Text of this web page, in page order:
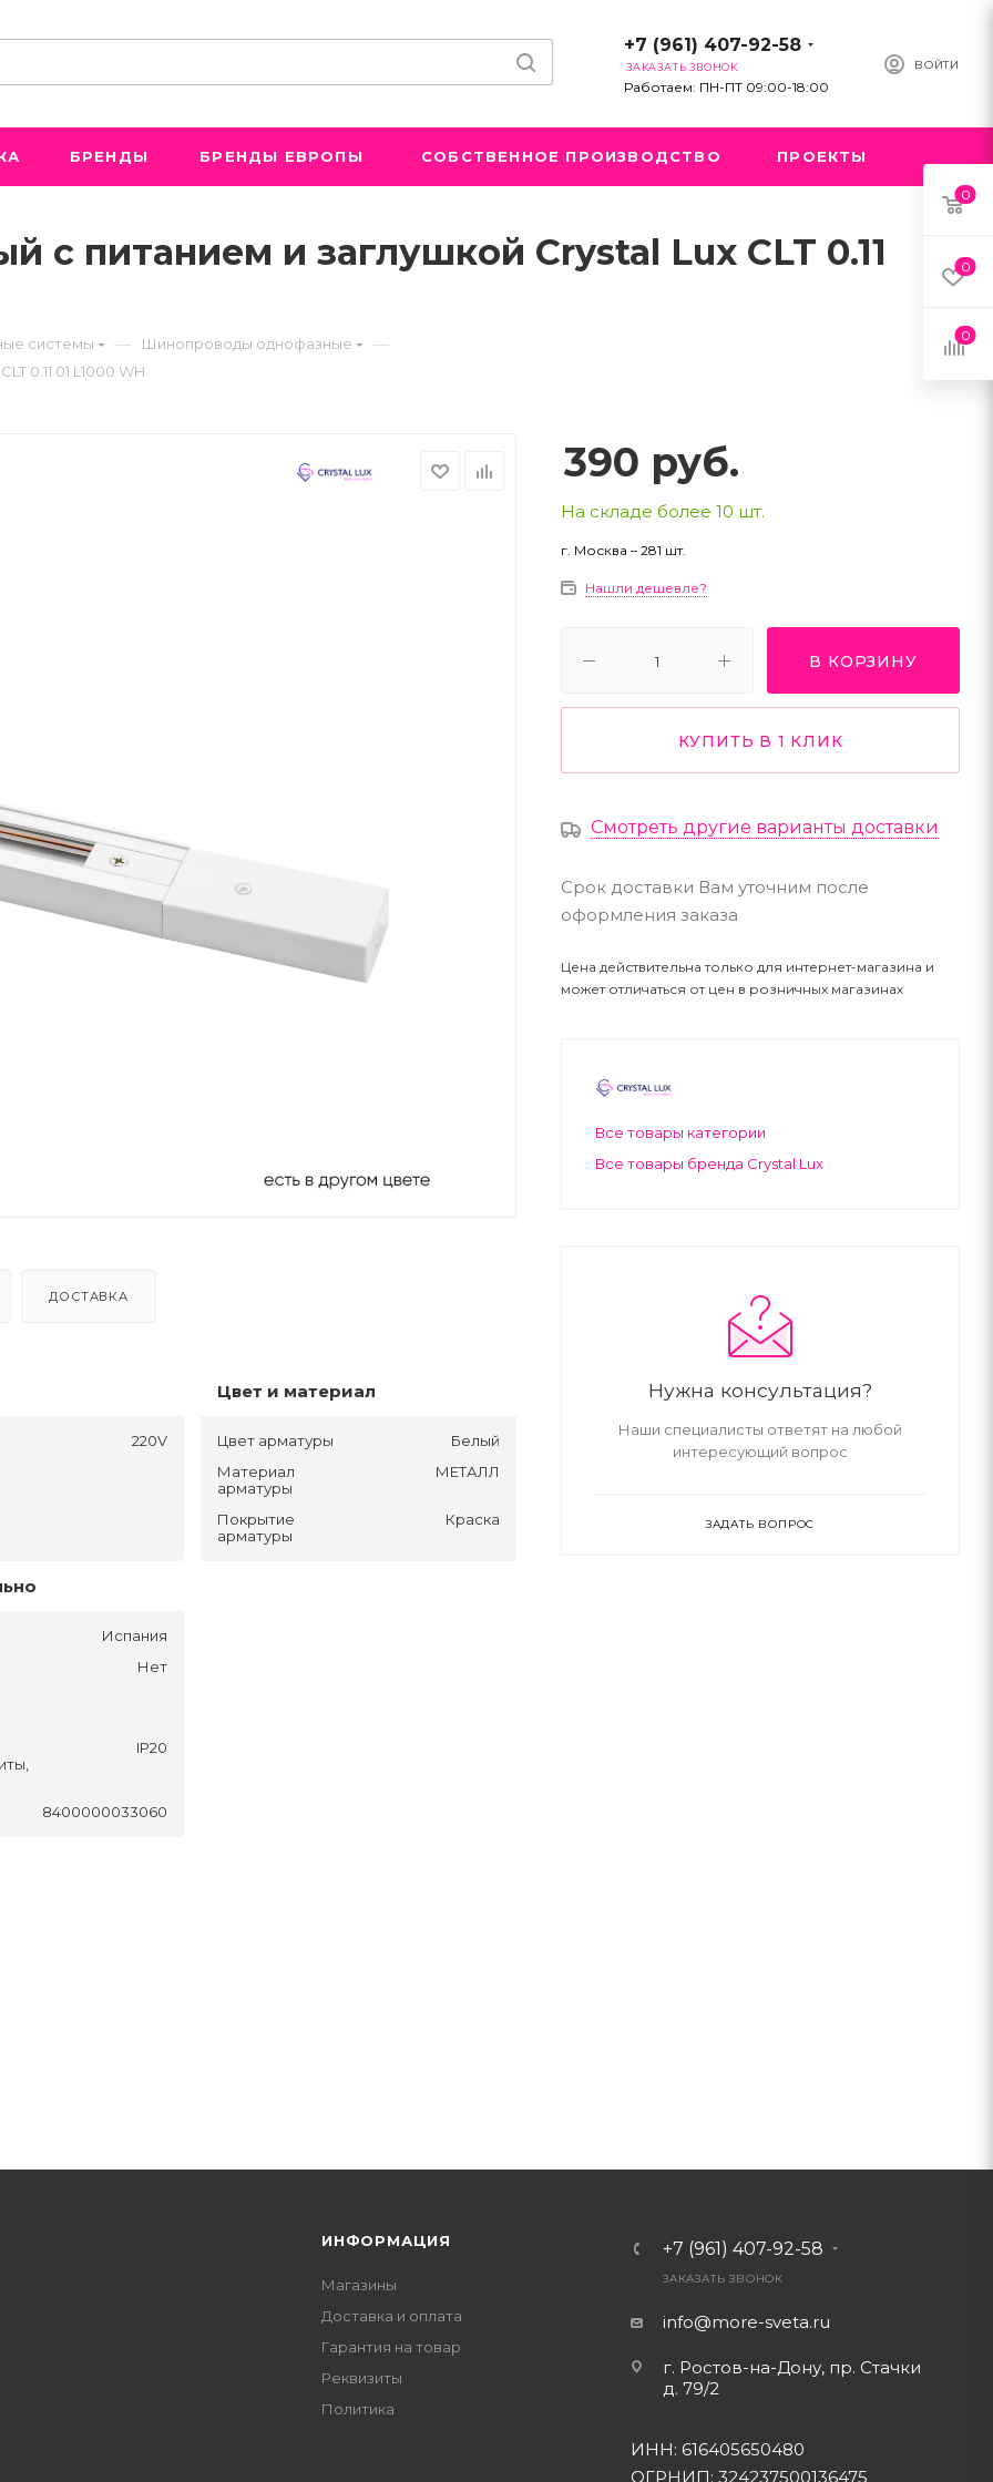
ВОЙТИ
+7 (961) 407-92-58
ЗАКАЗАТЬ ЗВОНОК
Работаем: ПН-ПТ 09:00-18:00
БРЕНДЫ БРЕНДЫ ЕВРОПЫ СОБСТВЕННОЕ ПРОИЗВОДСТВО ПРОЕКТЫ
питанием и заглушкой Crystal Lux CLT 0.11
системы — Шинопроводы однофазные —
0.11 01 L1000 WH
ДОСТАВКА
220V
Цвет и материал
Цвет арматуры
Белый
Материал
арматуры
МЕТАЛЛ
Покрытие
арматуры
Краска
Испания
Нет
IP20
8400000033060
390 руб.
На складе более 10 шт.
г. Москва – 281 шт.
Нашли дешевле?
В КОРЗИНУ
КУПИТЬ В 1 КЛИК
Смотреть другие варианты доставки
Срок доставки Вам уточним после
оформления заказа
Цена действительна только для интернет-магазина и
может отличаться от цен в розничных магазинах
Все товары категории
Все товары бренда Crystal Lux
Нужна консультация?
Наши специалисты ответят на любой
интересующий вопрос
ЗАДАТЬ ВОПРОС
ИНФОРМАЦИЯ
Магазины
Доставка и оплата
Гарантия на товар
Реквизиты
Политика
+7 (961) 407-92-58
ЗАКАЗАТЬ ЗВОНОК
info@more-sveta.ru
г. Ростов-на-Дону, пр. Стачки
д. 79/2
ИНН: 616405650480
ОГРНИП: 324237500136475
0
0
0